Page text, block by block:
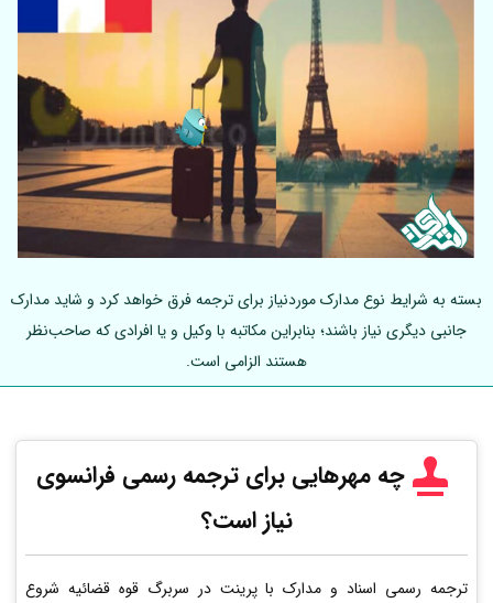
بسته به شرایط نوع مدارک موردنیاز برای ترجمه فرق خواهد کرد و شاید مدارک
جانبی دیگری نیاز باشند؛ بنابراین مکاتبه با وکیل و یا افرادی که صاحب‌نظر
هستند الزامی است.
چه مهرهایی برای ترجمه رسمی فرانسوی
نیاز است؟
ترجمه رسمی اسناد و مدارک با پرینت در سربرگ قوه قضائیه شروع